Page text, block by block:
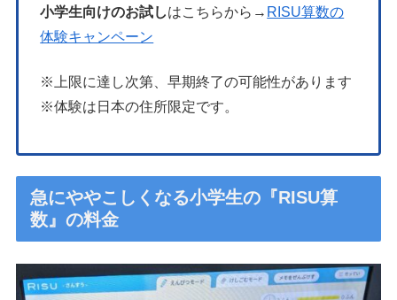
小学生向けのお試しはこちらから→ RISU算数の
体験キャンペーン
※上限に達し次第、早期終了の可能性があります
※体験は日本の住所限定です。
急にややこしくなる小学生の『RISU算
数』の料金